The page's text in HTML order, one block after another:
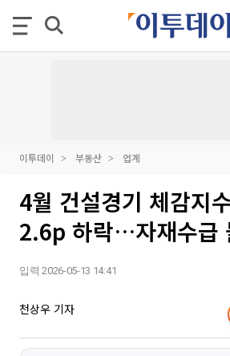
이투데이 부동산 업계
4월 건설경기 체감지
2.6p 하락…자재수급
입력 2026-05-13 14:41
천상우 기자